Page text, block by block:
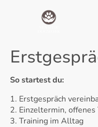
So startest du:
1. Erstgespräch
2. Einzeltermin,
3. Training im Alltag